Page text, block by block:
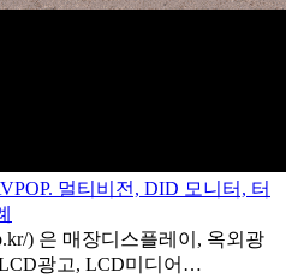
멀티비전, DID 모니터, 터
) 은 매장디스플레이, 옥외광
광고, LCD미디어…